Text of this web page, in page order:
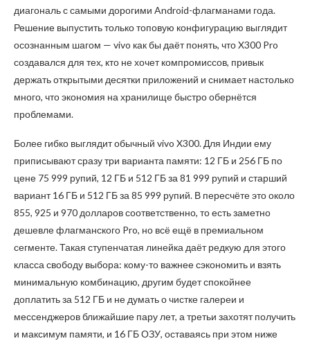
диагональ с самыми дорогими Android-флагманами года.
Решение выпустить только топовую конфигурацию выглядит
осознанным шагом — vivo как бы даёт понять, что X300 Pro
создавался для тех, кто не хочет компромиссов, привык
держать открытыми десятки приложений и снимает настолько
много, что экономия на хранилище быстро обернётся
проблемами.
Более гибко выглядит обычный vivo X300. Для Индии ему
приписывают сразу три варианта памяти: 12 ГБ и 256 ГБ по
цене 75 999 рупий, 12 ГБ и 512 ГБ за 81 999 рупий и старший
вариант 16 ГБ и 512 ГБ за 85 999 рупий. В пересчёте это около
855, 925 и 970 долларов соответственно, то есть заметно
дешевле флагманского Pro, но всё ещё в премиальном
сегменте. Такая ступенчатая линейка даёт редкую для этого
класса свободу выбора: кому-то важнее сэкономить и взять
минимальную комбинацию, другим будет спокойнее
доплатить за 512 ГБ и не думать о чистке галереи и
мессенджеров ближайшие пару лет, а третьи захотят получить
и максимум памяти, и 16 ГБ ОЗУ, оставаясь при этом ниже